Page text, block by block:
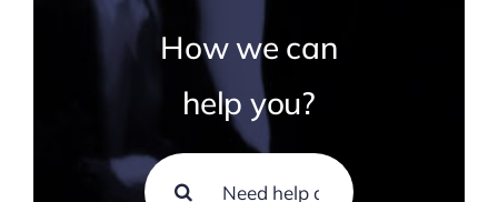
How we can
help you?
Search